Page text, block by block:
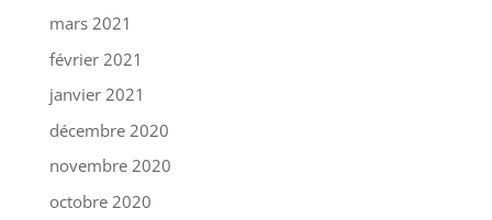
mars 2021
février 2021
janvier 2021
décembre 2020
novembre 2020
octobre 2020